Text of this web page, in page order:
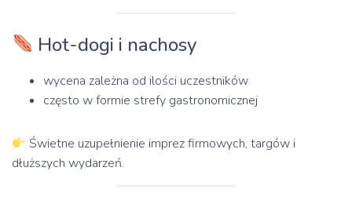
Hot-dogi i nachosy
wycena zależna od ilości uczestników
często w formie strefy gastronomicznej
Świetne uzupełnienie imprez firmowych, targów i
dłuższych wydarzeń.